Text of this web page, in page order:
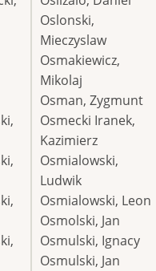
Oslonski,
Mieczyslaw
Osmakiewicz,
Mikolaj
Osman, Zygmunt
Osmecki Iranek,
Kazimierz
Osmialowski,
Ludwik
Osmialowski, Leon
Osmolski, Jan
Osmulski, Ignacy
Osmulski, Jan